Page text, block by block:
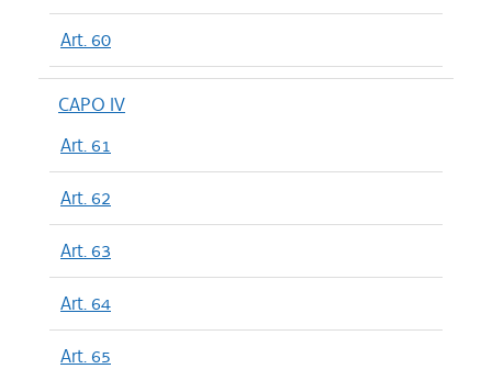
Art. 60
CAPO IV
Art. 61
Art. 62
Art. 63
Art. 64
Art. 65